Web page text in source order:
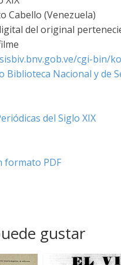
Cabello (Venezuela)
del original
cgi-bin/
Nacional y de
del Siglo XIX
formato PDF
gustar